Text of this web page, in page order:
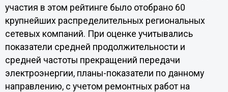
участия в этом рейтинге было отобрано 60
крупнейших распределительных региональных
сетевых компаний. При оценке учитывались
показатели средней продолжительности и
средней частоты прекращений передачи
электроэнергии, планы-показатели по данному
направлению, с учетом ремонтных работ на